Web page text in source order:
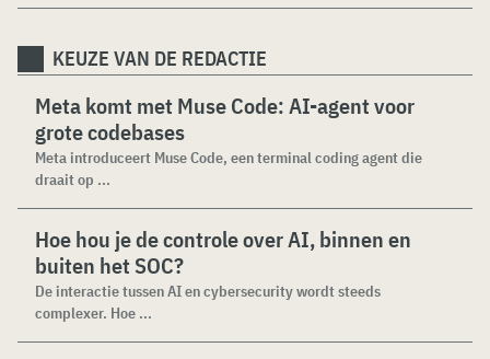
KEUZE VAN DE REDACTIE
Meta komt met Muse Code: AI-agent voor
grote codebases
Meta introduceert Muse Code, een terminal coding agent die
draait op ...
Hoe hou je de controle over AI, binnen en
buiten het SOC?
De interactie tussen AI en cybersecurity wordt steeds
complexer. Hoe ...